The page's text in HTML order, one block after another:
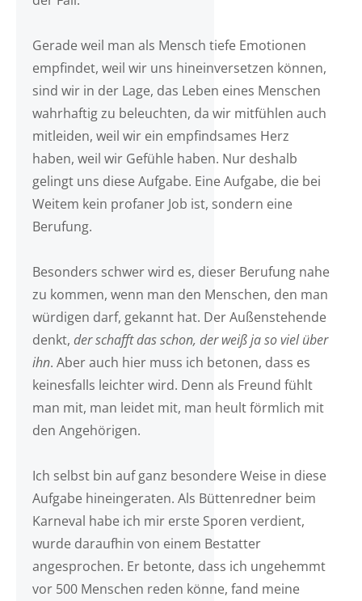
Gerade weil man als Mensch tiefe Emotionen
empfindet, weil wir uns hineinversetzen können,
sind wir in der Lage, das Leben eines Menschen
wahrhaftig zu beleuchten, da wir mitfühlen auch
mitleiden, weil wir ein empfindsames Herz
haben, weil wir Gefühle haben. Nur deshalb
gelingt uns diese Aufgabe. Eine Aufgabe, die bei
Weitem kein profaner Job ist, sondern eine
Berufung.
Besonders schwer wird es, dieser Berufung nahe
zu kommen, wenn man den Menschen, den man
würdigen darf, gekannt hat. Der Außenstehende
denkt, der schafft das schon, der weiß ja so viel über
ihn. Aber auch hier muss ich betonen, dass es
keinesfalls leichter wird. Denn als Freund fühlt
man mit, man leidet mit, man heult förmlich mit
den Angehörigen.
Ich selbst bin auf ganz besondere Weise in diese
Aufgabe hineingeraten. Als Büttenredner beim
Karneval habe ich mir erste Sporen verdient,
wurde daraufhin von einem Bestatter
angesprochen. Er betonte, dass ich ungehemmt
vor 500 Menschen reden könne, fand meine